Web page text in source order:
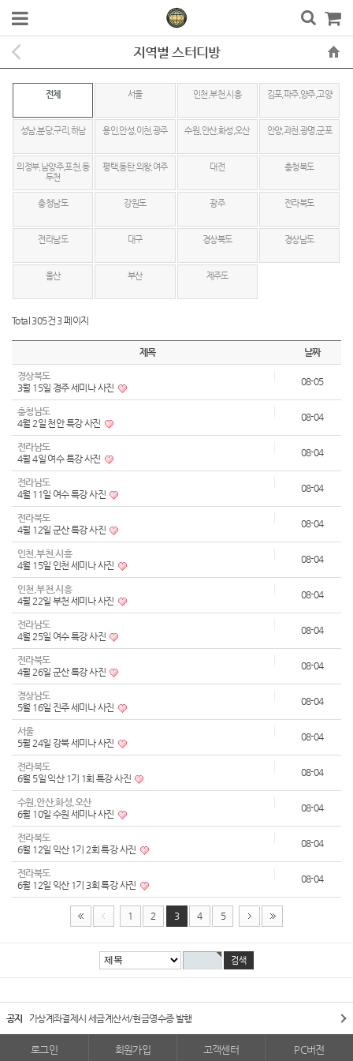
지역별 스터디방
전체 서울 인천,부천,시흥 김포,파주,양주,고양
성남,분당,구리,하남 용인,안성,이천,광주 수원,안산,화성,오산 안양,과천,광명,군포
의정부,남양주,포천,동
두천
평택,동탄,의왕,여주 대전 충청북도
충청남도 강원도 광주 전라북도
전라남도 대구 경상북도 경상남도
울산 부산 제주도
Total 305건 3 페이지
제목 날짜
경상북도
3월 15일 경주 세미나 사진
08-05
충청남도
4월 2일 천안 특강 사진
08-04
전라남도
4월 4일 여수 특강 사진
08-04
전라남도
4월 11일 여수 특강 사진
08-04
전라북도
4월 12일 군산 특강 사진
08-04
인천,부천,시흥
4월 15일 인천 세미나 사진
08-04
인천,부천,시흥
4월 22일 부천 세미나 사진
08-04
전라남도
4월 25일 여수 특강 사진
08-04
전라북도
4월 26일 군산 특강 사진
08-04
경상남도
5월 16일 진주 세미나 사진
08-04
서울
5월 24일 강북 세미나 사진
08-04
전라북도
6월 5일 익산 1기 1회 특강 사진
08-04
수원,안산,화성,오산
6월 10일 수원 세미나 사진
08-04
전라북도
6월 12일 익산 1기 2회 특강 사진
08-04
전라북도
6월 12일 익산 1기 3회 특강 사진
08-04
1 2 3 4 5
공지 가상계좌결제시 세금계산서/현금영수증 발행
로그인 회원가입 고객센터 PC버전